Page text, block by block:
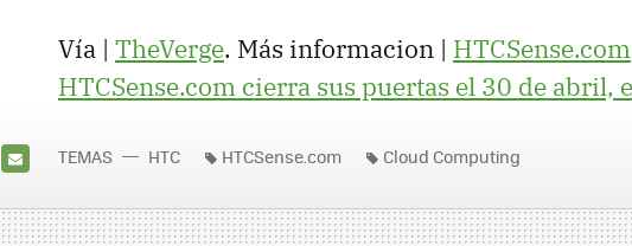
Vía | TheVerge. Más informacion | HTCSense.com
HTCSense.com cierra sus puertas el 30 de abril,
MAIL
TEMAS HTC HTCSense.com Cloud Computing